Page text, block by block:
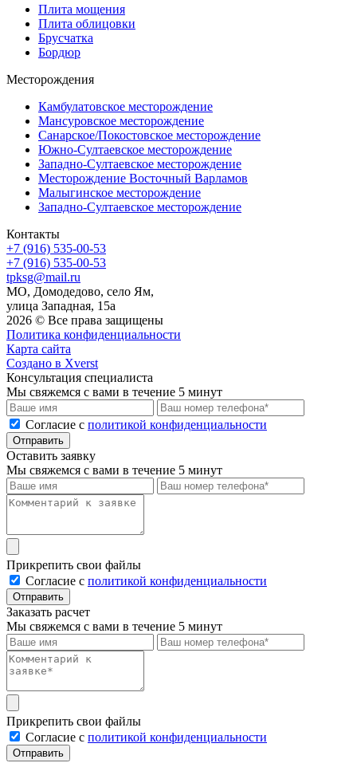
Плита мощения
Плита облицовки
Брусчатка
Бордюр
Месторождения
Камбулатовское месторождение
Мансуровское месторождение
Санарское/Покостовское месторождение
Южно-Султаевское месторождение
Западно-Султаевское месторождение
Месторождение Восточный Варламов
Малыгинское месторождение
Западно-Султаевское месторождение
Контакты
+7 (916) 535-00-53
+7 (916) 535-00-53
tpksg@mail.ru
МО, Домодедово, село Ям,
улица Западная, 15а
2026 © Все права защищены
Политика конфиденциальности
Карта сайта
Создано в Xverst
Консультация специалиста
Мы свяжемся с вами в течение 5 минут
Cогласие с политикой конфиденциальности
Отправить
Оставить заявку
Мы свяжемся с вами в течение 5 минут
Прикрепить свои файлы
Cогласие с политикой конфиденциальности
Отправить
Заказать расчет
Мы свяжемся с вами в течение 5 минут
Прикрепить свои файлы
Cогласие с политикой конфиденциальности
Отправить